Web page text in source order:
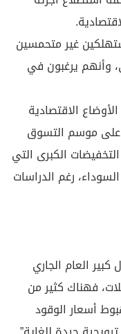
من المستهلكين غير متحمسين
وأنهم يرغبون في
الاقتصادية
على موسم التسوق
الكبرى التي
رغم الدراسات
العام الجاري
فهناك كثير من
أسعار الوقود